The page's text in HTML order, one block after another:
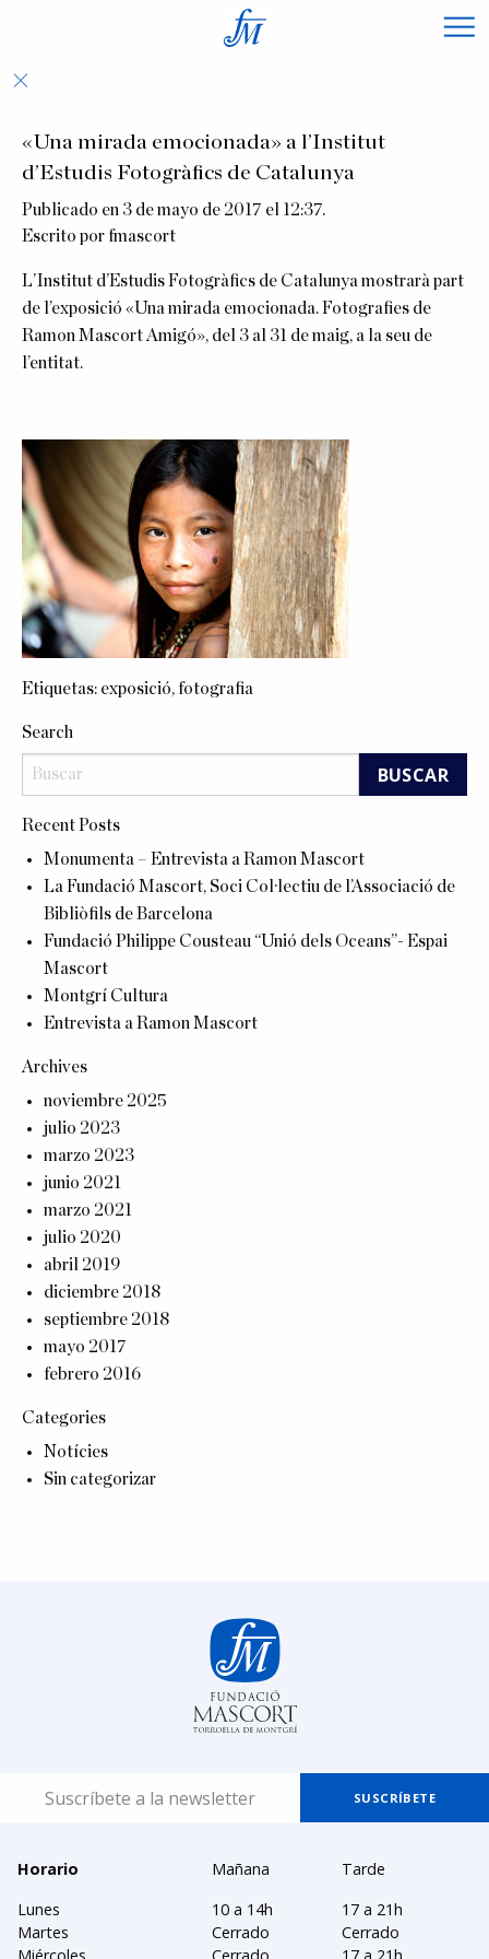
×
«Una mirada emocionada» a l’Institut
d’Estudis Fotogràfics de Catalunya
Publicado en 3 de mayo de 2017 el 12:37.
Escrito por fmascort
L’Institut d’Estudis Fotogràfics de Catalunya mostrarà part
de l’exposició «Una mirada emocionada. Fotografies de
Ramon Mascort Amigó», del 3 al 31 de maig, a la seu de
l’entitat.
Etiquetas: exposició, fotografia
Search
Recent Posts
Monumenta – Entrevista a Ramon Mascort
La Fundació Mascort, Soci Col·lectiu de l’Associació de
Bibliòfils de Barcelona
Fundació Philippe Cousteau “Unió dels Oceans”- Espai
Mascort
Montgrí Cultura
Entrevista a Ramon Mascort
Archives
noviembre 2025
julio 2023
marzo 2023
junio 2021
marzo 2021
julio 2020
abril 2019
diciembre 2018
septiembre 2018
mayo 2017
febrero 2016
Categories
Notícies
Sin categorizar
Horario Mañana
Tarde
Lunes
10 a 14h
17 a 21h
Martes
Cerrado
Cerrado